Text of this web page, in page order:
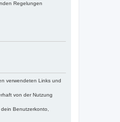
Regelungen
verwendeten Links und
von der Nutzung
Benutzerkonto,